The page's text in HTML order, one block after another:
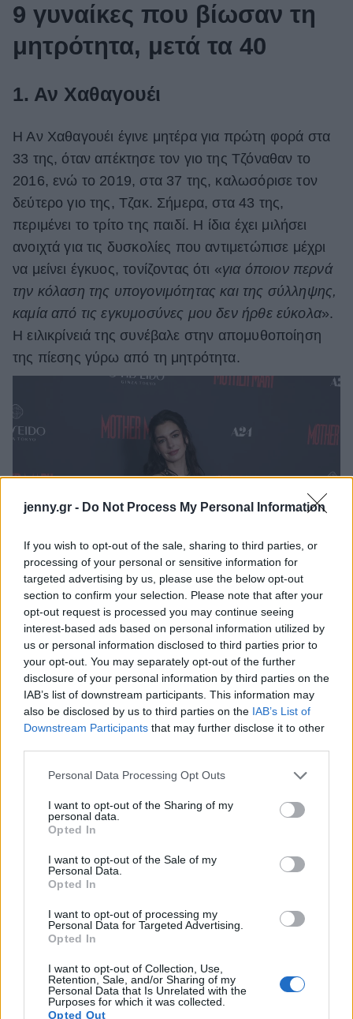
jenny.gr - Do Not Process My Personal Information
If you wish to opt-out of the sale, sharing to third parties, or
processing of your personal or sensitive information for
targeted advertising by us, please use the below opt-out
section to confirm your selection. Please note that after your
opt-out request is processed you may continue seeing
interest-based ads based on personal information utilized by
us or personal information disclosed to third parties prior to
your opt-out. You may separately opt-out of the further
disclosure of your personal information by third parties on the
IAB’s list of downstream participants. This information may
also be disclosed by us to third parties on the IAB’s List of
Downstream Participants that may further disclose it to other
Please note that this website/app uses one or more Google
not limited to your visit or usage behaviour. You may click to
grant or deny consent to Google and its third-party tags to
use your data for below specified purposes in below Google
consent section.
Personal Data Processing Opt Outs
I want to opt-out of the Sharing of my
personal data.
Opted In
I want to opt-out of the Sale of my
Personal Data.
Opted In
I want to opt-out of processing my
Personal Data for Targeted Advertising.
Opted In
I want to opt-out of Collection, Use,
Retention, Sale, and/or Sharing of my
Personal Data that Is Unrelated with the
Purposes for which it was collected.
Opted Out
9 γυναίκες που βίωσαν τη
μητρότητα, μετά τα 40
1. Αν Χαθαγουέι
Η Αν Χαθαγουέι έγινε μητέρα για πρώτη φορά στα
33 της, όταν απέκτησε τον γιο της Τζόναθαν το
2016, ενώ το 2019, στα 37 της, καλωσόρισε τον
δεύτερο γιο της, Τζακ. Σήμερα, στα 43 της,
περιμένει το τρίτο της παιδί. Η ίδια έχει μιλήσει
ανοιχτά για τις δυσκολίες που αντιμετώπισε μέχρι
να μείνει έγκυος, τονίζοντας ότι «για όποιον περνά
την κόλαση της υπογονιμότητας και της σύλληψης,
καμία από τις εγκυμοσύνες μου δεν ήρθε εύκολα».
Η ειλικρίνειά της συνέβαλε στην απομυθοποίηση
της πίεσης γύρω από τη μητρότητα.
Getty Images
2. Σιένα Μίλερ
Μάρλοου, στα 30 της, ενώ το δεύτερο παιδί της
γεννήθηκε όταν εκείνη ήταν 41 ετών. Η ηθοποιός
έχει δηλώσει πως η δεύτερη εγκυμοσύνη ήταν μια
εντελώς διαφορετική εμπειρία, καθώς ένιωθε πιο
ώριμη και ήρεμη. Σε συνέντευξή της στο Glamour